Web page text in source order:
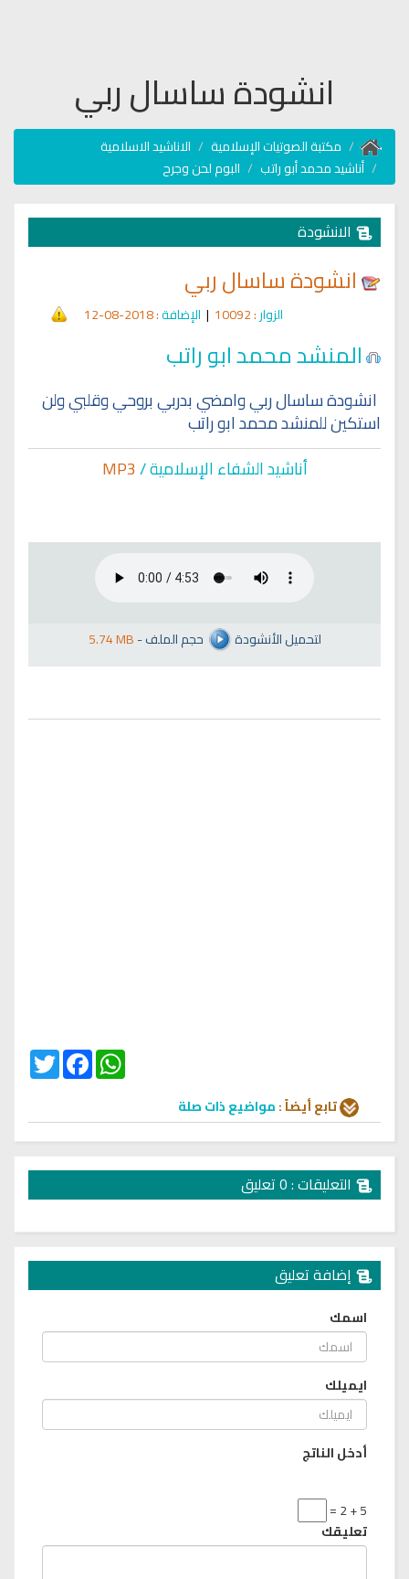
انشودة ساسال ربي
مكتبة الصوتيات الإسلامية
الاناشيد الاسلامية
أناشيد محمد أبو راتب
البوم لحن وجرح
الانشودة
انشودة ساسال ربي
الزوار: 10092
| الإضافة: 2018-08-12
المنشد محمد ابو راتب
انشودة ساسال ربي وامضي بدربي بروحي وقلبي ولن
استكين للمنشد محمد ابو راتب
أناشيد الشفاء الإسلامية /MP3
5.74 MB- لتحميل الأنشودة حجم الملف
Twitter
FacebookWhatsApp
تابع أيضاً :مواضيع ذات صلة
التعليقات : 0 تعليق
إضافة تعليق
اسمك
ايميلك
أدخل الناتج
5 + 2 =
تعليقك